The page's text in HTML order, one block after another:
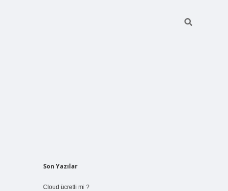
Sidebar
Son Yazılar
Cloud ücretli mi ?